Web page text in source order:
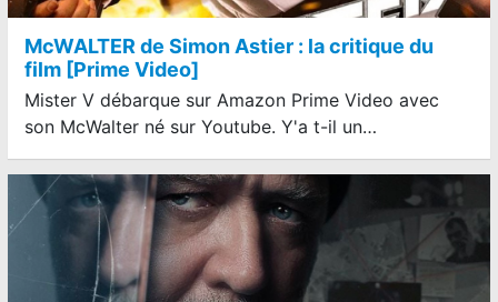
McWALTER de Simon Astier : la critique du
film [Prime Video]
Mister V débarque sur Amazon Prime Video avec
son McWalter né sur Youtube. Y'a t-il un…